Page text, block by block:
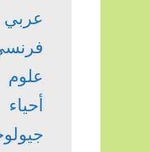
عربي
علوم
أحياء